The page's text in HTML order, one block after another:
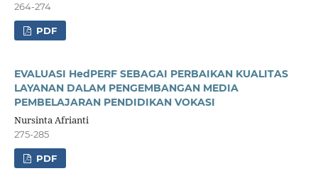
264-274
PDF
EVALUASI HedPERF SEBAGAI PERBAIKAN KUALITAS
LAYANAN DALAM PENGEMBANGAN MEDIA
PEMBELAJARAN PENDIDIKAN VOKASI
Nursinta Afrianti
275-285
PDF